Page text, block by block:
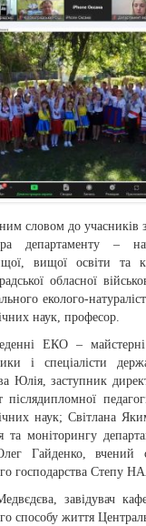
словом до
департаменту –
вищої освіти та
обласної
еколого-
наук, професор.
ЕКО – майстерні
і спеціалісти
Юлія, заступник
післядипломної
наук; Світлана
та моніторингу
Гайденко, вчений
господарства Степу
завідувач
способу життя